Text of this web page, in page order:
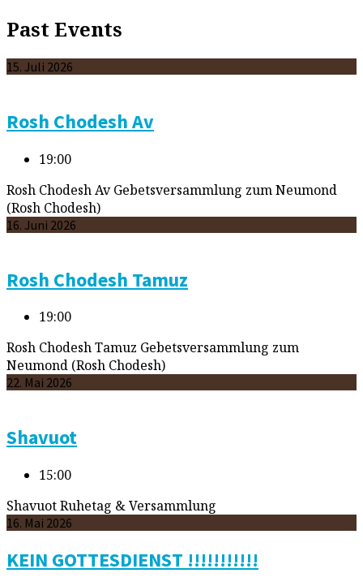
Past Events
15. Juli 2026
Rosh Chodesh Av
19:00
Rosh Chodesh Av Gebetsversammlung zum Neumond
(Rosh Chodesh)
16. Juni 2026
Rosh Chodesh Tamuz
19:00
Rosh Chodesh Tamuz Gebetsversammlung zum
Neumond (Rosh Chodesh)
22. Mai 2026
Shavuot
15:00
Shavuot Ruhetag & Versammlung
16. Mai 2026
KEIN GOTTESDIENST !!!!!!!!!!!